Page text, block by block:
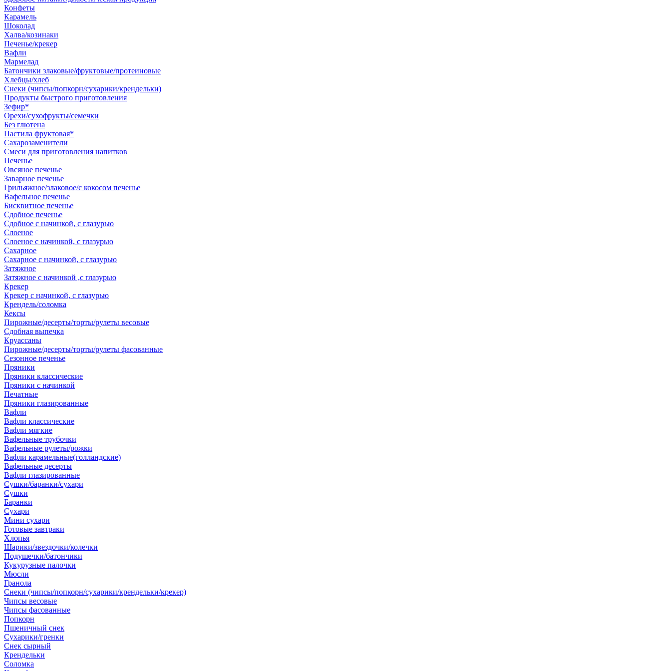
Конфеты
Карамель
Шоколад
Халва/козинаки
Печенье/крекер
Вафли
Мармелад
Батончики злаковые/фруктовые/протеиновые
Хлебцы/хлеб
Снеки (чипсы/попкорн/сухарики/крендельки)
Продукты быстрого приготовления
Зефир*
Орехи/сухофрукты/семечки
Без глютена
Пастила фруктовая*
Сахарозаменители
Смеси для приготовления напитков
Печенье
Овсяное печенье
Заварное печенье
Грильяжное/злаковое/с кокосом печенье
Вафельное печенье
Бисквитное печенье
Сдобное печенье
Сдобное с начинкой, с глазурью
Слоеное
Слоеное с начинкой, с глазурью
Сахарное
Сахарное с начинкой, с глазурью
Затяжное
Затяжное с начинкой ,с глазурью
Крекер
Крекер с начинкой, с глазурью
Крендель/соломка
Кексы
Пирожные/десерты/торты/рулеты весовые
Сдобная выпечка
Круассаны
Пирожные/десерты/торты/рулеты фасованные
Сезонное печенье
Пряники
Пряники классические
Пряники с начинкой
Печатные
Пряники глазированные
Вафли
Вафли классические
Вафли мягкие
Вафельные трубочки
Вафельные рулеты/рожки
Вафли карамельные(голландские)
Вафельные десерты
Вафли глазированные
Сушки/баранки/сухари
Сушки
Баранки
Сухари
Мини сухари
Готовые завтраки
Хлопья
Шарики/звездочки/колечки
Подушечки/батончики
Кукурузные палочки
Мюсли
Гранола
Снеки (чипсы/попкорн/сухарики/крендельки/крекер)
Чипсы весовые
Чипсы фасованные
Попкорн
Пшеничный снек
Сухарики/гренки
Снек сырный
Крендельки
Соломка